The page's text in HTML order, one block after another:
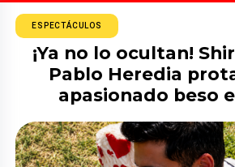
ESPECTÁCULOS
¡Ya no lo ocultan!
Pablo Heredia
apasionado beso